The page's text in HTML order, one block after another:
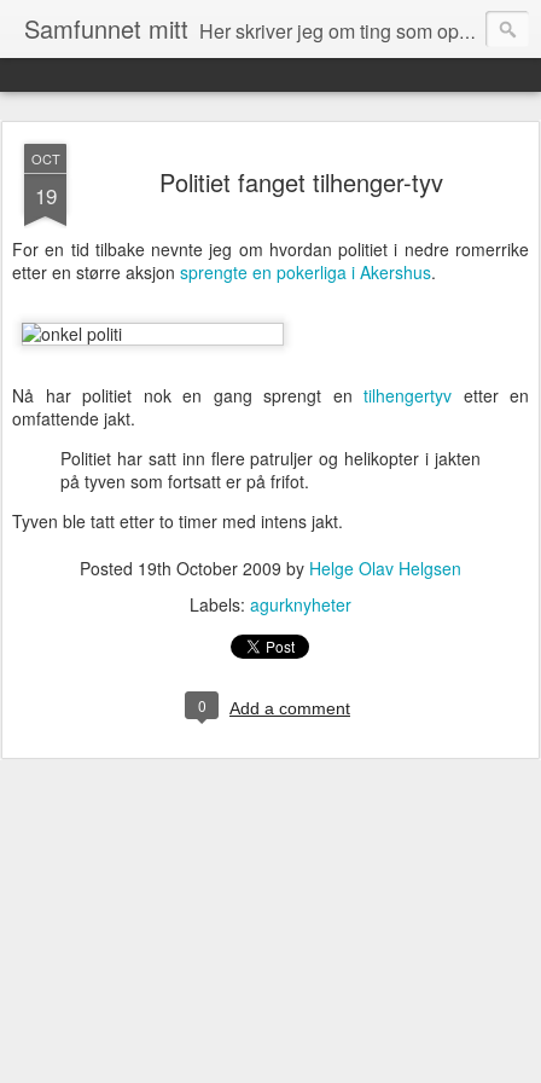
Samfunnet mitt Her skriver jeg om ting som opptar meg og ting som skjer rundt meg i samfunnet.
OCT
19 Politiet fanget tilhenger-tyv
For en tid tilbake nevnte jeg om hvordan politiet i nedre romerrike
etter en større aksjon sprengte en pokerliga i Akershus.
Nå har politiet nok en gang sprengt en tilhengertyv etter en
omfattende jakt.
Politiet har satt inn flere patruljer og helikopter i jakten
på tyven som fortsatt er på frifot.
Tyven ble tatt etter to timer med intens jakt.
Posted 19th October 2009 by Helge Olav Helgsen
Labels: agurknyheter
0 Add a comment